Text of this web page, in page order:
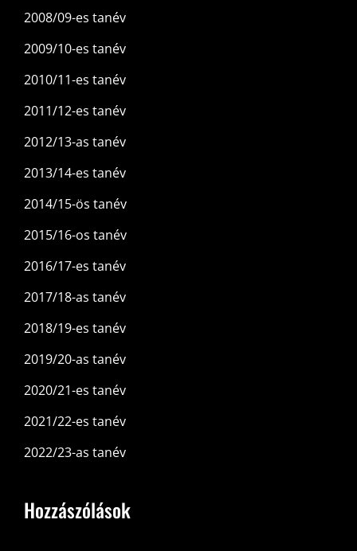
2008/09-es tanév
2009/10-es tanév
2010/11-es tanév
2011/12-es tanév
2012/13-as tanév
2013/14-es tanév
2014/15-ös tanév
2015/16-os tanév
2016/17-es tanév
2017/18-as tanév
2018/19-es tanév
2019/20-as tanév
2020/21-es tanév
2021/22-es tanév
2022/23-as tanév
Hozzászólások